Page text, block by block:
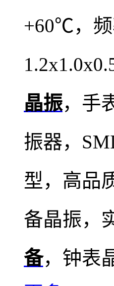
+60℃，频
晶振，手
振器，
型，高品
备晶振，
备，钟表